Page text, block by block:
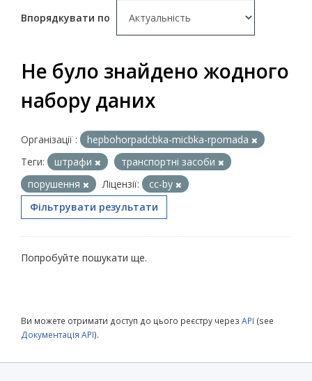
Впорядкувати по
Не було знайдено жодного
набору даних
Організації :
hepbohorpadcbka-micbka-rpomada
Теги:
штрафи
транспортні засоби
порушення
Ліцензії:
cc-by
Фільтрувати результати
Попробуйте пошукати ще.
Ви можете отримати доступ до цього реєстру через API (see
Документація API).